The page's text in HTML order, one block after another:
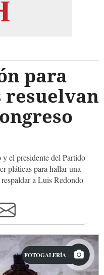
para
resuelvan
el presidente del Partido
pláticas para hallar una
a Luis Redondo
FOTOGALERÍA